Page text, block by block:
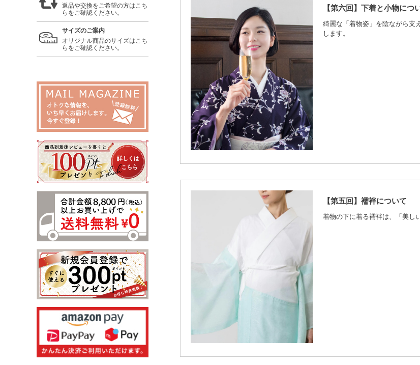
返品や交換をご希望の方はこち
らをご確認ください。
サイズのご案内
オリジナル商品のサイズはこち
らをご確認ください。
【第六回】下着と小物につ
綺麗な「着物姿」を陰ながら支
します。
【第五回】襦袢について
着物の下に着る襦袢は、「美し